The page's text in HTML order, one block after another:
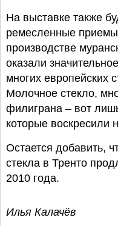
На выставке также
ремесленные
производстве
оказали
многих европейских
Молочное стекло,
филиграна – вот
которые воскресили
Остается добавить,
стекла в Тренто
2010 года.
Илья Калачёв